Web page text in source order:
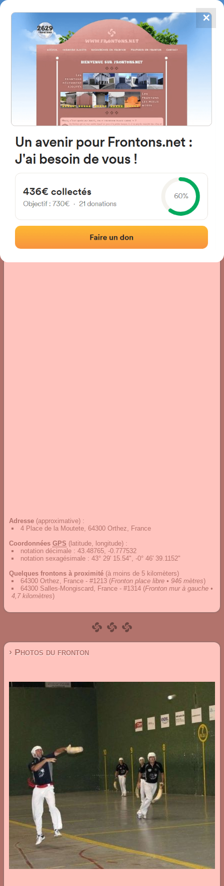
FRONTONS.NET
RECHERCHER UN FRONTON
PROPOSER UN FRONTON
4867
frontons
64300 Orthez, France
Photos Commentaires et avis
Adresse (approximative) :
4 Place de la Moutete, 64300 Orthez, France
Coordonnées GPS (latitude, longitude) :
notation décimale : 43.48765, -0.777532
notation sexagésimale : 43° 29' 15.54", -0° 46' 39.1152"
Quelques frontons à proximité (à moins de 5 kilomèters)
64300 Orthez, France - #1213 (Fronton place libre • 946 mètres)
64300 Salles-Mongiscard, France - #1314 (Fronton mur à gauche •
4,7 kilomètres)
› Photos du fronton
✕